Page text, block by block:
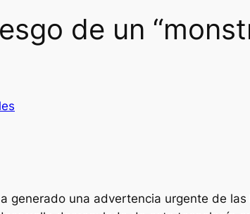
de un
generado una advertencia urgente de